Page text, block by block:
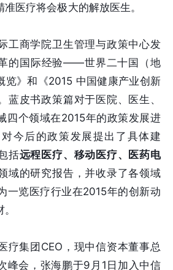
医疗将会极大的解放医生。
工商学院卫生管理与政策中心发
的国际经验——世界二十国（地
览》和《2015 中国健康产业创新
蓝皮书政策篇对于医院、医生、
四个领域在2015年的政策发展进
今后的政策发展提出了具体建
括远程医疗、移动医疗、医药电
域的研究报告，并收录了各领域
一览医疗行业在2015年的创新动
疗集团CEO，现中信资本董事总
峰会，张海鹏于9月1日加入中信